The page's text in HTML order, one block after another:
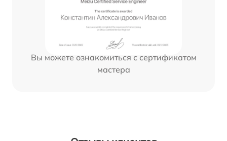
Вы можете ознакомиться с сертификатом
мастера